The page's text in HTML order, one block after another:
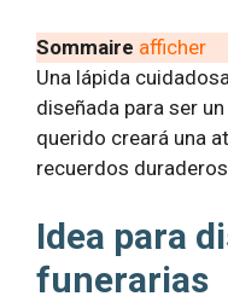
Sommaire afficher
Una lápida
diseñada para ser
querido creará una
recuerdos
Idea para
funerarias